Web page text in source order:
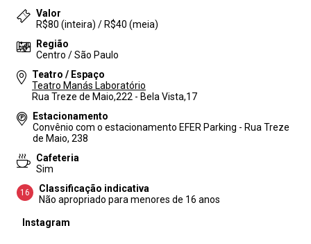
Valor
R$80 (inteira) / R$40 (meia)
Região
Centro / São Paulo
Teatro / Espaço
Teatro Manás Laboratório
Rua Treze de Maio,222 - Bela Vista,17
Estacionamento
Convênio com o estacionamento EFER Parking - Rua Treze
de Maio, 238
Cafeteria
Sim
16
Classificação indicativa
Não apropriado para menores de 16 anos
Instagram